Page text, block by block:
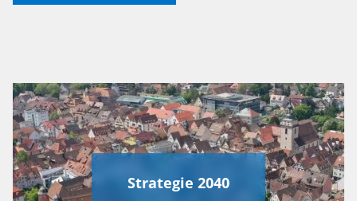
Strategie 2040